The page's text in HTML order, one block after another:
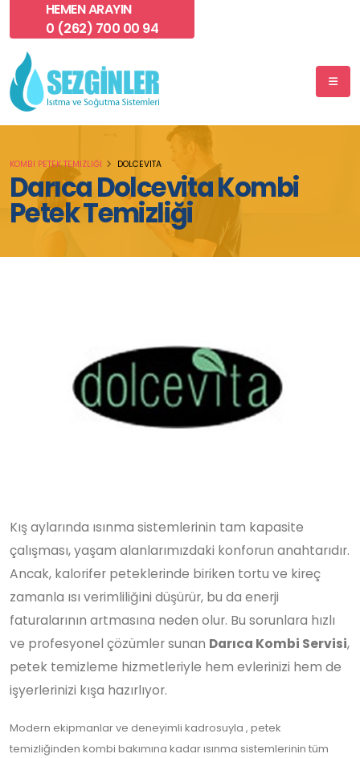
HEMEN ARAYIN
0 (262) 700 00 94
Darıca Dolcevita Kombi
Petek Temizliği
KOMBI PETEK TEMIZLIĞI DOLCEVITA
Kış aylarında ısınma sistemlerinin tam kapasite
çalışması, yaşam alanlarımızdaki konforun anahtarıdır.
Ancak, kalorifer peteklerinde biriken tortu ve kireç
zamanla ısı verimliliğini düşürür, bu da enerji
faturalarının artmasına neden olur. Bu sorunlara hızlı
ve profesyonel çözümler sunan Darıca Kombi Servisi,
petek temizleme hizmetleriyle hem evlerinizi hem de
işyerlerinizi kışa hazırlıyor.
Modern ekipmanlar ve deneyimli kadrosuyla , petek
temizliğinden kombi bakımına kadar ısınma sistemlerinin tüm